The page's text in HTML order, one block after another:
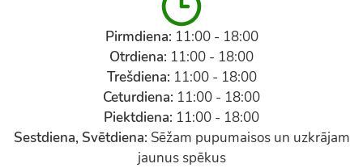
Pirmdiena: 11:00 - 18:00
Otrdiena: 11:00 - 18:00
Trešdiena: 11:00 - 18:00
Ceturdiena: 11:00 - 18:00
Piektdiena: 11:00 - 18:00
Sestdiena, Svētdiena: Sēžam pupumaisos un uzkrājam
jaunus spēkus